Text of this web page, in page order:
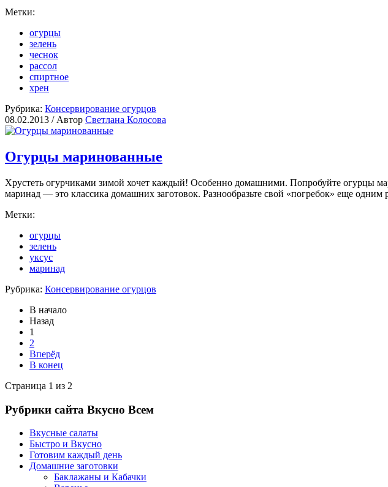
Метки:
огурцы
зелень
чеснок
рассол
спиртное
хрен
Рубрика: Консервирование огурцов
08.02.2013 / Автор Светлана Колосова
Огурцы маринованные
Хрустеть огурчиками зимой хочет каждый! Особенно домашними. Попробуйте огурцы
маринад — это классика домашних заготовок. Разнообразьте свой «погребок» еще одним
Метки:
огурцы
зелень
уксус
маринад
Рубрика: Консервирование огурцов
В начало
Назад
1
2
Вперёд
В конец
Страница 1 из 2
Рубрики сайта Вкусно Всем
Вкусные салаты
Быстро и Вкусно
Готовим каждый день
Домашние заготовки
Баклажаны и Кабачки